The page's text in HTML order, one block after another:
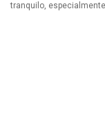
tranquilo,